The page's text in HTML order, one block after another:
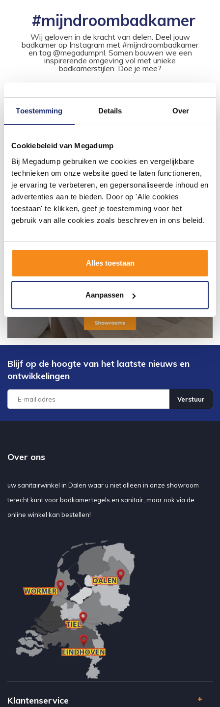
Toestemming Details Over
Cookiebeleid van Megadump
Bij Megadump gebruiken we cookies en vergelijkbare
technieken om onze website goed te laten functioneren,
je ervaring te verbeteren, en gepersonaliseerde inhoud en
advertenties aan te bieden. Door op 'Alle cookies
toestaan' te klikken, geef je toestemming voor het
gebruik van alle cookies zoals beschreven in ons beleid.
Alles toestaan
Aanpassen
#mijndroombadkamer
Wij geloven in de kracht van delen. Deel jouw
badkamer op Instagram met #mijndroombadkamer
en tag @megadumpnl. Samen bouwen we een
inspirerende omgeving vol met unieke
badkamerstijlen. Doe je mee?
Blijf op de hoogte van het laatste nieuws en
ontwikkelingen
Verstuur
Over ons
uw sanitairwinkel in Dalen waar u niet alleen in onze showroom
terecht kunt voor badkamertegels en sanitair, maar ook via de
online winkel kan bestellen!
Klantenservice